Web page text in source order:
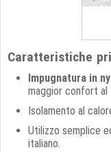
Caratteristiche
Impugnatura in
maggior confort al
Isolamento al
Utilizzo semplice
italiano.